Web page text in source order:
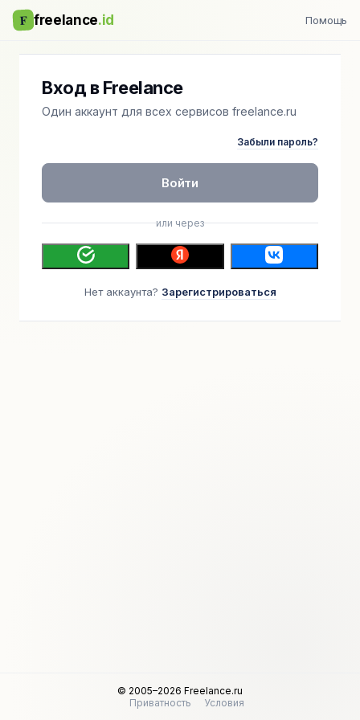
F freelance.id Помощь
Вход в Freelance
Один аккаунт для всех сервисов freelance.ru
Забыли пароль?
Войти
или через
Нет аккаунта? Зарегистрироваться
© 2005–2026 Freelance.ru
Приватность
Условия